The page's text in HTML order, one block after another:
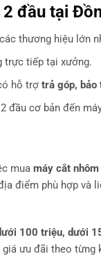
đầu tại
thương hiệu lớn
trực tiếp tại xưởng.
hỗ trợtrả góp,
đầu cơ bản đến
mua máy cắt
điểm phù hợp và
100 triệu, dưới
giá ưu đãi theo từng